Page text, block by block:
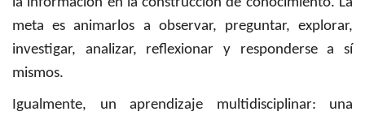
meta es animarlos a observar, preguntar, explorar,
investigar, analizar, reflexionar y responderse a sí
mismos.
Igualmente, un aprendizaje multidisciplinar: una